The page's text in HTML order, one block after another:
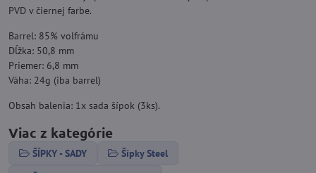
PVD v čiernej farbe.
Barrel: 85% volfrámu
Dĺžka: 50,8 mm
Priemer: 6,8 mm
Váha: 24g (iba barrel)
Obsah balenia: 1x sada šípok (3ks).
Viac z kategórie
ŠÍPKY - SADY
Šípky Steel